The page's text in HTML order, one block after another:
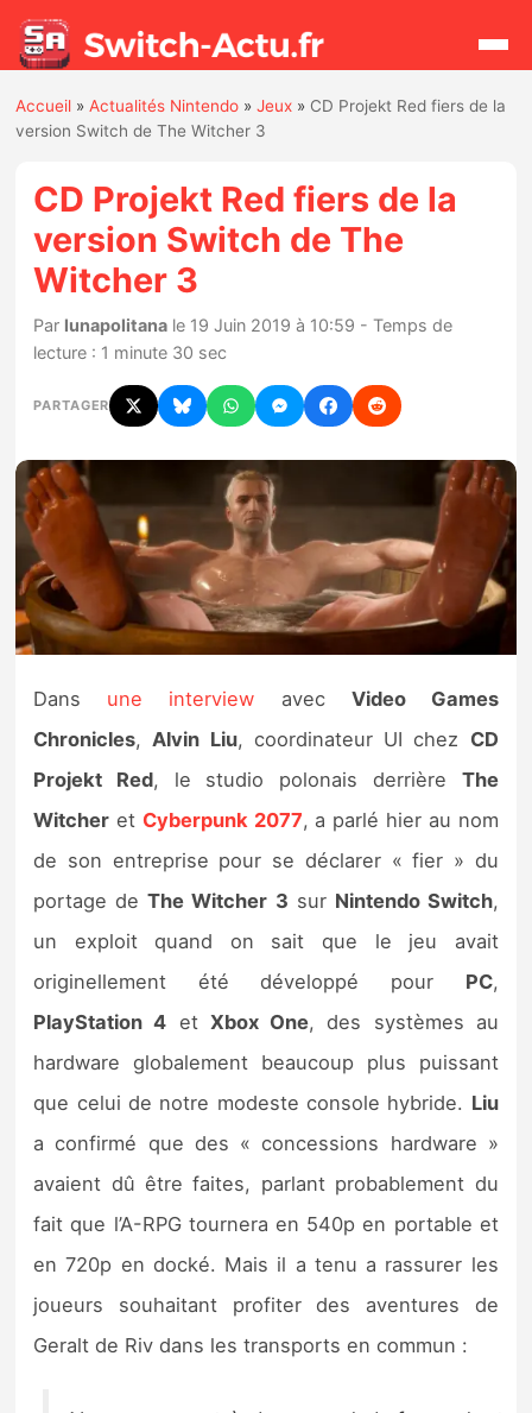
Actualités
Jeux
Hardware
Mises à jour
Chiffres de ventes
Rumeurs
Nintendo Direct
Tests et previews
Tests de jeux
Tests d’accessoires
Autres tests
Previews
Précommandes
Précommandes jeux Switch 2
Sorties de jeux
Bons plans
Guides
Accueil »Actualités Nintendo »Jeux » CD Projekt Red fiers de la
version Switch de The Witcher 3
CD Projekt Red fiers de la
version Switch de The
Witcher 3
Par lunapolitana le 19 Juin 2019 à 10:59 - Temps de
lecture : 1 minute 30 sec
PARTAGER
Dans une interview avec Video Games
Chronicles, Alvin Liu, coordinateur UI chez CD
Projekt Red, le studio polonais derrière The
Witcher et Cyberpunk 2077, a parlé hier au nom
de son entreprise pour se déclarer « fier » du
portage deThe Witcher 3 sur Nintendo Switch,
un exploit quand on sait que le jeu avait
originellement été développé pour PC,
PlayStation 4 et Xbox One, des systèmes au
hardware globalement beaucoup plus puissant
que celui de notre modeste console hybride. Liu
a confirmé que des « concessions hardware »
avaient dû être faites, parlant probablement du
fait que l’A-RPG tournera en 540p en portable et
en 720p en docké. Mais il a tenu a rassurer les
joueurs souhaitant profiter des aventures de
Geralt de Riv dans les transports en commun :